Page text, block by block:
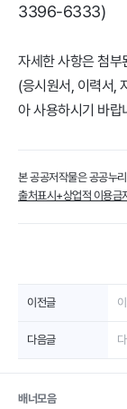
3396-6333)
자세한 사항은 첨부
(응시원서, 이력서,
아 사용하시기 바랍
본 공공저작물은 공공누리
출처표시+상업적 이용금
이전글
다음글
배너모음